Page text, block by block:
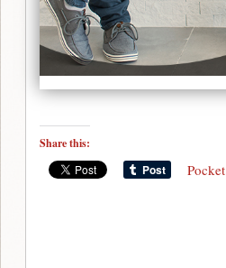
Share this:
Pocket